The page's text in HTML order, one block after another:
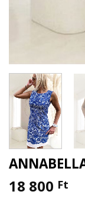
18 800 Ft